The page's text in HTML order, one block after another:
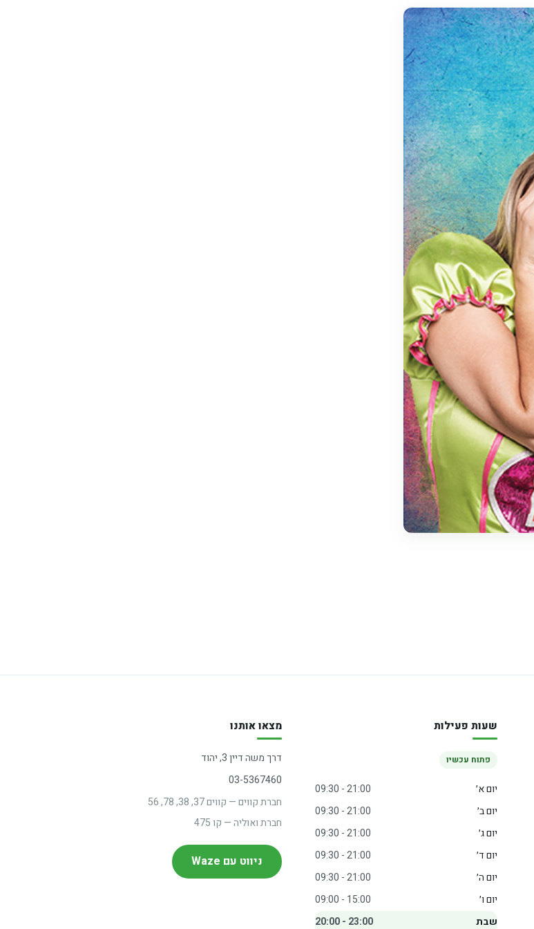
שעות פעילות
פתוח עכשיו
יום א׳
09:30 - 21:00
יום ב׳
09:30 - 21:00
יום ג׳
09:30 - 21:00
יום ד׳
09:30 - 21:00
יום ה׳
09:30 - 21:00
יום ו׳
09:00 - 15:00
שבת
20:00 - 23:00
מצאו אותנו
דרך משה דיין 3, יהוד
03-5367460
חברת קווים — קווים 37, 38, 78, 56
חברת ואוליה — קו 475
ניווט עם Waze